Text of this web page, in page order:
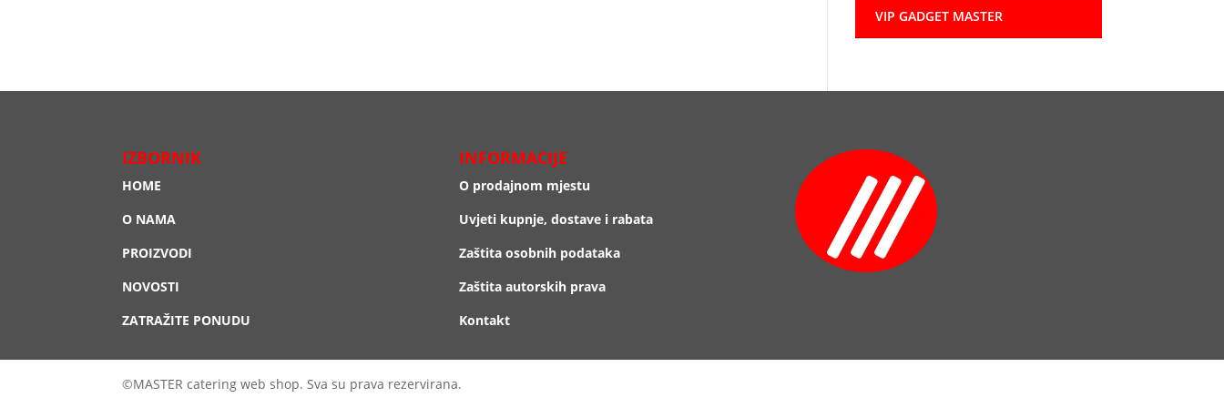
VIP GADGET MASTER
IZBORNIK
HOME
O NAMA
PROIZVODI
NOVOSTI
ZATRAŽITE PONUDU
INFORMACIJE
O prodajnom mjestu
Uvjeti kupnje, dostave i rabata
Zaštita osobnih podataka
Zaštita autorskih prava
Kontakt
©MASTER catering web shop. Sva su prava rezervirana.